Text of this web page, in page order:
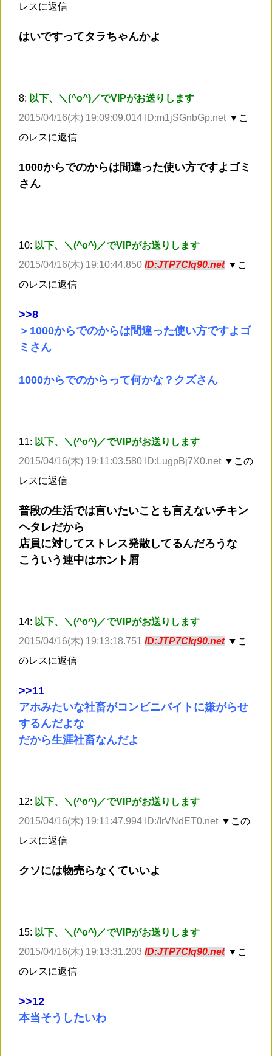
レスに返信
はいですってタラちゃんかよ
8: 以下、＼(^o^)／でVIPがお送りします
2015/04/16(木) 19:09:09.014 ID:m1jSGnbGp.net ▼こ
のレスに返信
1000からでのからは間違った使い方ですよゴミ
さん
10: 以下、＼(^o^)／でVIPがお送りします
2015/04/16(木) 19:10:44.850 ID:JTP7Clq90.net ▼こ
のレスに返信
>>8
＞1000からでのからは間違った使い方ですよゴ
ミさん
1000からでのからって何かな？クズさん
11: 以下、＼(^o^)／でVIPがお送りします
2015/04/16(木) 19:11:03.580 ID:LugpBj7X0.net ▼この
レスに返信
普段の生活では言いたいことも言えないチキン
ヘタレだから
店員に対してストレス発散してるんだろうな
こういう連中はホント屑
14: 以下、＼(^o^)／でVIPがお送りします
2015/04/16(木) 19:13:18.751 ID:JTP7Clq90.net ▼こ
のレスに返信
>>11
アホみたいな社畜がコンビニバイトに嫌がらせ
するんだよな
だから生涯社畜なんだよ
12: 以下、＼(^o^)／でVIPがお送りします
2015/04/16(木) 19:11:47.994 ID:/IrVNdET0.net ▼この
レスに返信
クソには物売らなくていいよ
15: 以下、＼(^o^)／でVIPがお送りします
2015/04/16(木) 19:13:31.203 ID:JTP7Clq90.net ▼こ
のレスに返信
>>12
本当そうしたいわ